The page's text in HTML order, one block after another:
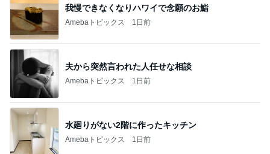
我慢できなくなりハワイで念願のお鮨
Amebaトピックス 1日前
夫から突然言われた人任せな相談
Amebaトピックス 1日前
水廻りがない2階に作ったキッチン
Amebaトピックス 1日前